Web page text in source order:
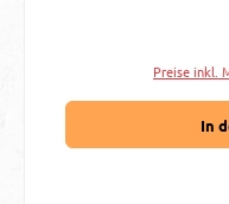
Preise inkl.
In